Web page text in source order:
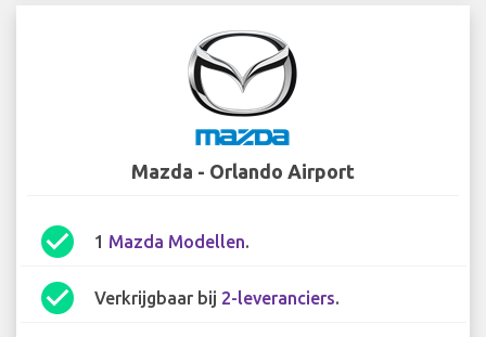
Mazda - Orlando Airport
check_circle 1 Mazda Modellen.
check_circle Verkrijgbaar bij 2-leveranciers.